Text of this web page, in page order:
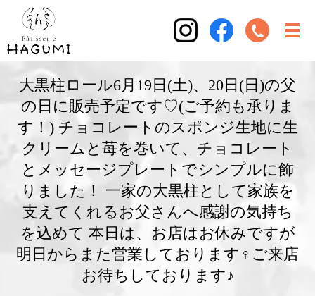
大黒柱ロール6月19日(土)、20日(日)の父
の日に販売予定です♡(ご予約も承りま
す！) チョコレートのスポンジ生地に生
クリームと苺を巻いて、チョコレート
とメッセージプレートでシンプルに飾
りました！ 一家の大黒柱として家族を
支えてくれるお父さんへ感謝の気持ち
を込めて 本日は、お店はお休みですが
明日からまた営業しております‍♀️ご来店
お待ちしております♪